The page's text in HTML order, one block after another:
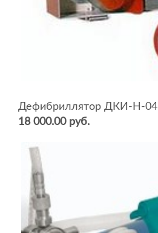
Дефибриллятор ДКИ-Н-04
18 000.00 руб.